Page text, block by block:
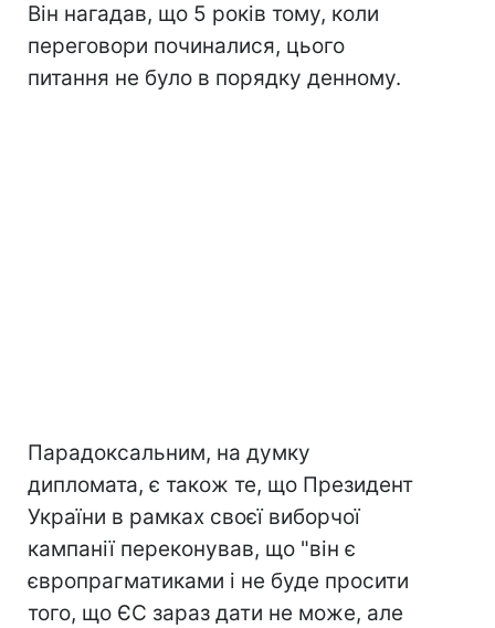
Він нагадав, що 5 років тому, коли
переговори починалися, цього
питання не було в порядку денному.
Парадоксальним, на думку
дипломата, є також те, що Президент
України в рамках своєї виборчої
кампанії переконував, що "він є
європрагматиками і не буде просити
того, що ЄС зараз дати не може, але